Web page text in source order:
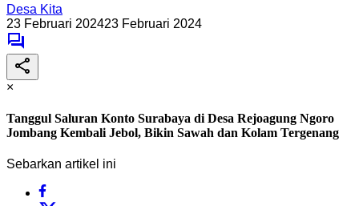
Desa Kita
23 Februari 202423 Februari 2024
×
Tanggul Saluran Konto Surabaya di Desa Rejoagung Ngoro
Jombang Kembali Jebol, Bikin Sawah dan Kolam Tergenang
Sebarkan artikel ini